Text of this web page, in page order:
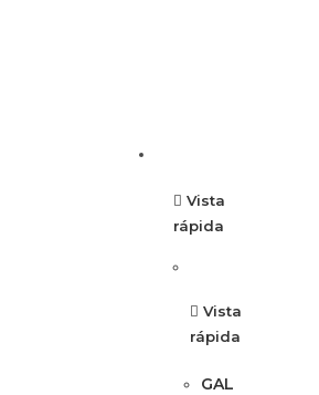
Vista
rápida
Vista
rápida
GAL